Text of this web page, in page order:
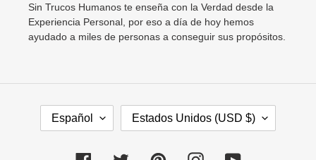
Sin Trucos Humanos te enseña con la Verdad desde la
Experiencia Personal, por eso a día de hoy hemos
ayudado a miles de personas a conseguir sus propósitos.
Español
S
Estados Unidos (USD $)